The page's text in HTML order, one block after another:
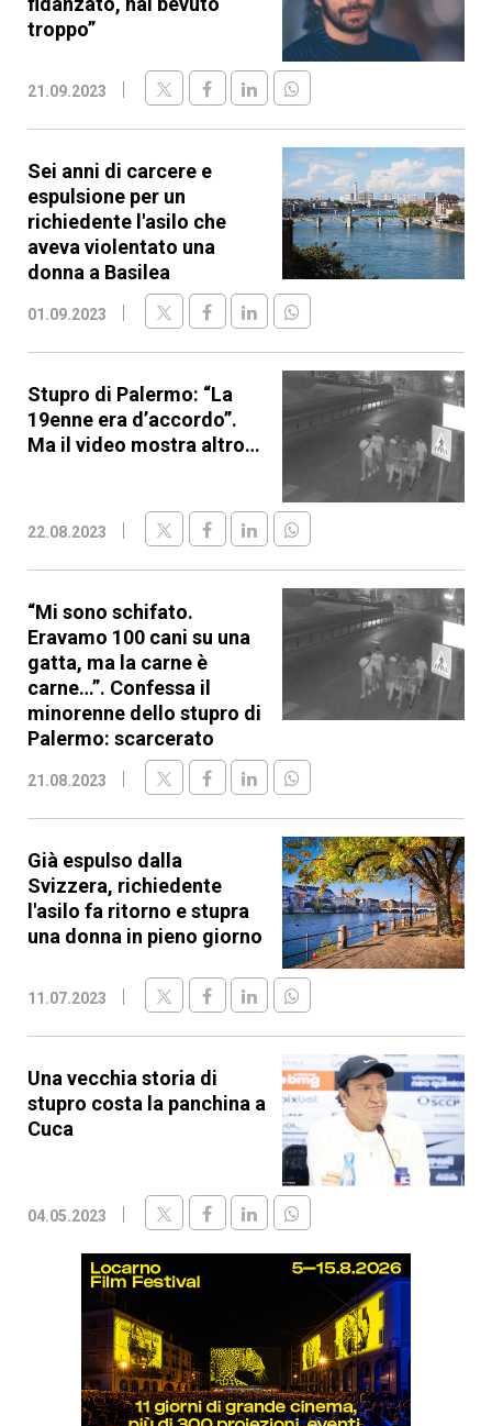
troppo”
21.09.2023
Sei anni di carcere e
espulsione per un
richiedente l'asilo che
aveva violentato una
donna a Basilea
01.09.2023
Stupro di Palermo: “La
19enne era d’accordo”.
Ma il video mostra altro…
22.08.2023
“Mi sono schifato.
Eravamo 100 cani su una
gatta, ma la carne è
carne…”. Confessa il
minorenne dello stupro di
Palermo: scarcerato
21.08.2023
Già espulso dalla
Svizzera, richiedente
l'asilo fa ritorno e stupra
una donna in pieno giorno
11.07.2023
Una vecchia storia di
stupro costa la panchina a
Cuca
04.05.2023